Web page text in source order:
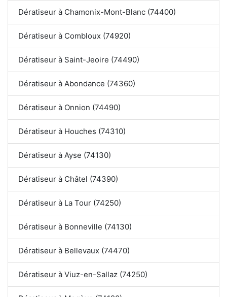
Dératiseur à Chamonix-Mont-Blanc (74400)
Dératiseur à Combloux (74920)
Dératiseur à Saint-Jeoire (74490)
Dératiseur à Abondance (74360)
Dératiseur à Onnion (74490)
Dératiseur à Houches (74310)
Dératiseur à Ayse (74130)
Dératiseur à Châtel (74390)
Dératiseur à La Tour (74250)
Dératiseur à Bonneville (74130)
Dératiseur à Bellevaux (74470)
Dératiseur à Viuz-en-Sallaz (74250)